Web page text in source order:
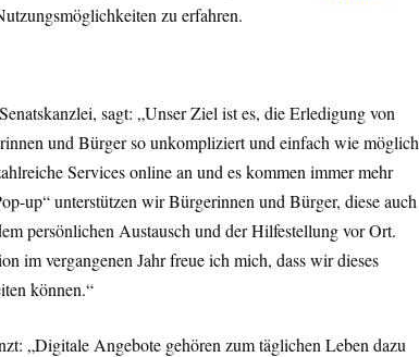
zu erfahren.
sagt: „Unser Ziel ist es, die Erledigung von
und Bürger so unkompliziert und einfach wie möglich
Services online an und es kommen immer mehr
up“ unterstützen wir Bürgerinnen und Bürger, diese auch
persönlichen Austausch und der Hilfestellung vor Ort.
im vergangenen Jahr freue ich mich, dass wir dieses
können.“
„Digitale Angebote gehören zum täglichen Leben dazu